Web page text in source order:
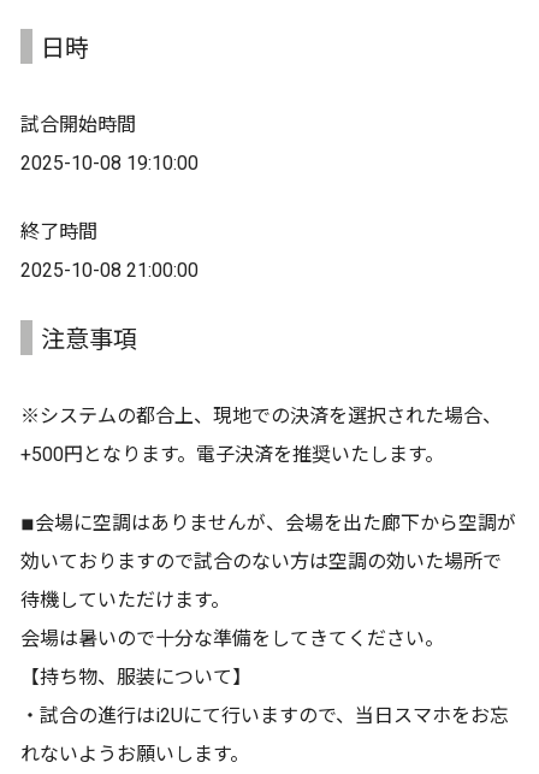
日時
試合開始時間
2025-10-08 19:10:00
終了時間
2025-10-08 21:00:00
注意事項
※システムの都合上、現地での決済を選択された場合、
+500円となります。電子決済を推奨いたします。
◾︎会場に空調はありませんが、会場を出た廊下から空調が
効いておりますので試合のない方は空調の効いた場所で
待機していただけます。
会場は暑いので十分な準備をしてきてください。
【持ち物、服装について】
・試合の進行はi2Uにて行いますので、当日スマホをお忘
れないようお願いします。